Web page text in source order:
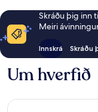
Skráðu þig inn
Meiri
Innskrá Skráðu
Um hverfið